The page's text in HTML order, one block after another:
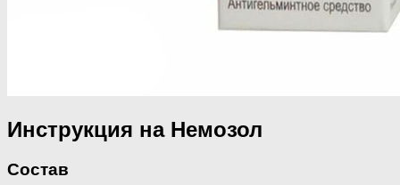
Инструкция на Немозол
Состав